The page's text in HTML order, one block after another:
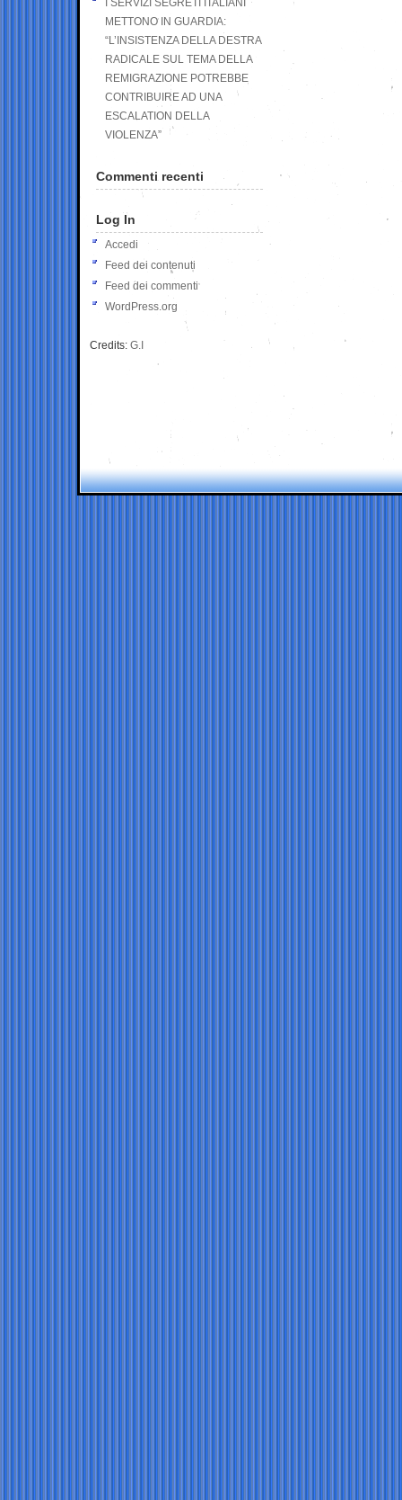
I SERVIZI SEGRETI ITALIANI
METTONO IN GUARDIA:
“L’INSISTENZA DELLA DESTRA
RADICALE SUL TEMA DELLA
REMIGRAZIONE POTREBBE
CONTRIBUIRE AD UNA
ESCALATION DELLA
VIOLENZA”
Commenti recenti
Log In
Accedi
Feed dei contenuti
Feed dei commenti
WordPress.org
Credits: G.I